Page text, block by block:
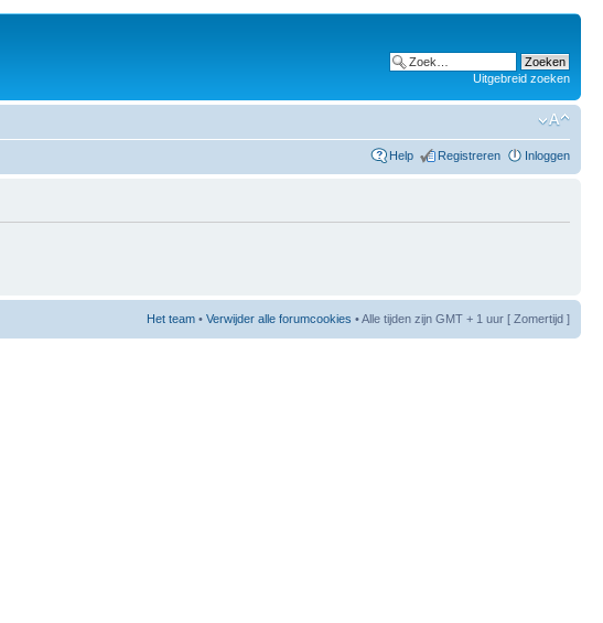
Uitgebreid zoeken
Help Registreren Inloggen
Het team • Verwijder alle forumcookies • Alle tijden zijn GMT + 1 uur [ Zomertijd ]